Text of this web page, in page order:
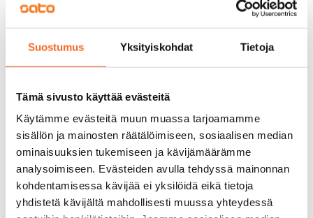
Suostumus Yksityiskohdat Tietoja
Tämä sivusto käyttää evästeitä
Käytämme evästeitä muun muassa tarjoamamme
sisällön ja mainosten räätälöimiseen, sosiaalisen median
ominaisuuksien tukemiseen ja kävijämäärämme
analysoimiseen. Evästeiden avulla tehdyssä mainonnan
kohdentamisessa kävijää ei yksilöidä eikä tietoja
yhdistetä kävijältä mahdollisesti muussa yhteydessä
Sinua saattaisi kiinnostaa myös
1/26
Raiviosuonmäki 9
Vantaa, Martinlaakso
Vapautumassa 1.11.
1/14
Raikukuja 4a
Vantaa, Martinlaakso